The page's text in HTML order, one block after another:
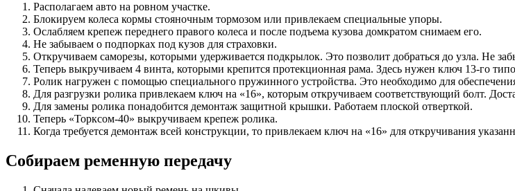
Располагаем авто на ровном участке.
Блокируем колеса кормы стояночным тормозом или привлекаем специальные упоры.
Ослабляем крепеж переднего правого колеса и после подъема кузова домкратом снимаем его.
Не забываем о подпорках под кузов для страховки.
Откручиваем саморезы, которыми удерживается подкрылок. Это позволит добраться до узла. Не
Теперь выкручиваем 4 винта, которыми крепится протекционная рама. Здесь нужен ключ 13-го
Ролик нагружен с помощью специального пружинного устройства. Это необходимо для
Для разгрузки ролика привлекаем ключ на «16», которым откручиваем соответствующий болт.
Для замены ролика понадобится демонтаж защитной крышки. Работаем плоской отверткой.
Теперь «Торксом-40» выкручиваем крепеж ролика.
Когда требуется демонтаж всей конструкции, то привлекаем ключ на «16» для откручивания
Собираем ременную передачу